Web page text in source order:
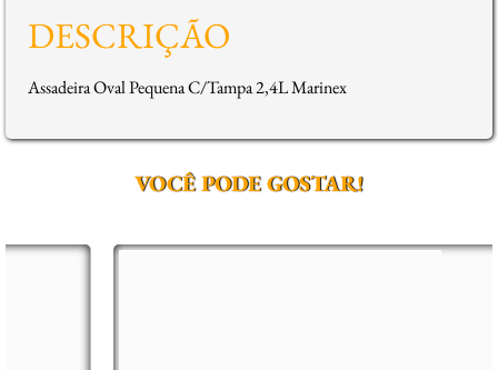
DESCRIÇÃO
Assadeira Oval Pequena C/Tampa 2,4L Marinex
VOCÊ PODE GOSTAR!